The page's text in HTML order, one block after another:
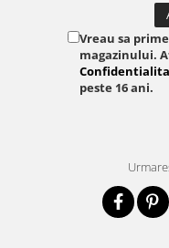
Vreau sa
magazinului.
peste 16 ani.